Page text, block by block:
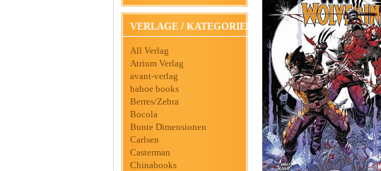
VERLAGE / KATEGORIEN
All Verlag
Atrium Verlag
avant-verlag
bahoe books
Berres/Zebra
Bocola
Bunte Dimensionen
Carlsen
Casterman
Chinabooks